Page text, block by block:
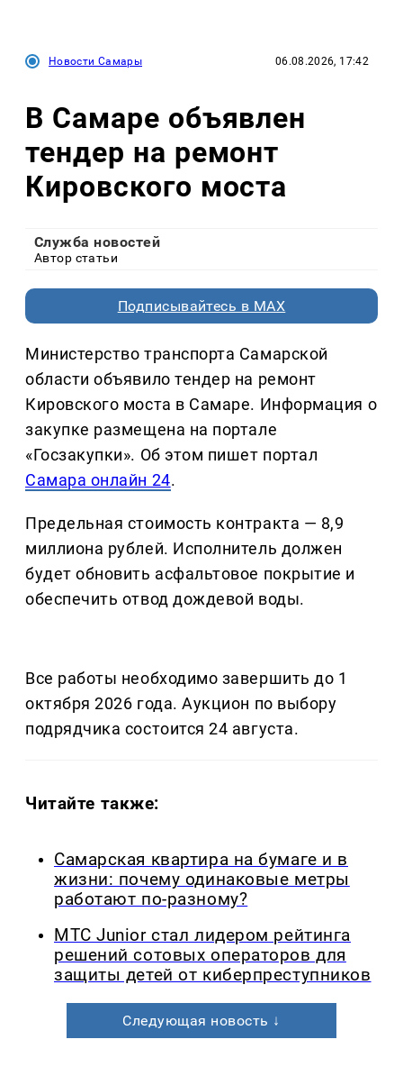
Новости Самары 06.08.2026, 17:42
В Самаре объявлен
тендер на ремонт
Кировского моста
Служба новостей
Автор статьи
Подписывайтесь в MAX
Министерство транспорта Самарской
области объявило тендер на ремонт
Кировского моста в Самаре. Информация о
закупке размещена на портале
«Госзакупки». Об этом пишет портал
Самара онлайн 24.
Предельная стоимость контракта — 8,9
миллиона рублей. Исполнитель должен
будет обновить асфальтовое покрытие и
обеспечить отвод дождевой воды.
Все работы необходимо завершить до 1
октября 2026 года. Аукцион по выбору
подрядчика состоится 24 августа.
Читайте также:
Самарская квартира на бумаге и в
жизни: почему одинаковые метры
работают по-разному?
МТС Junior стал лидером рейтинга
решений сотовых операторов для
защиты детей от киберпреступников
Следующая новость ↓